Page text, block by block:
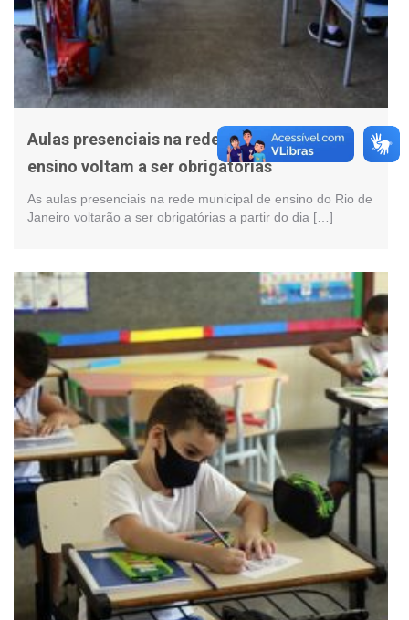
Aulas presenciais na rede municipal de
ensino voltam a ser obrigatórias
As aulas presenciais na rede municipal de ensino do Rio de
Janeiro voltarão a ser obrigatórias a partir do dia […]